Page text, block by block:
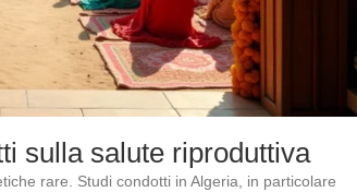
sulla salute riproduttiva
rare. Studi condotti in Algeria, in particolare